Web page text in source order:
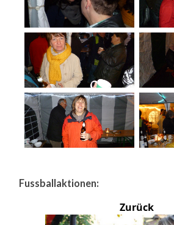
Fussballaktionen:
Zurück